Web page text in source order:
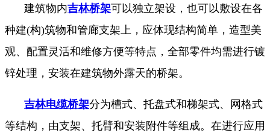
建筑物内吉林桥架可以独立架设，也可以敷设在各
种建(构)筑物和管廊支架上，应体现结构简单，造型美
观、配置灵活和维修方便等特点，全部零件均需进行镀
锌处理，安装在建筑物外露天的桥架。
吉林电缆桥架分为槽式、托盘式和梯架式、网格式
等结构，由支架、托臂和安装附件等组成。在进行应用